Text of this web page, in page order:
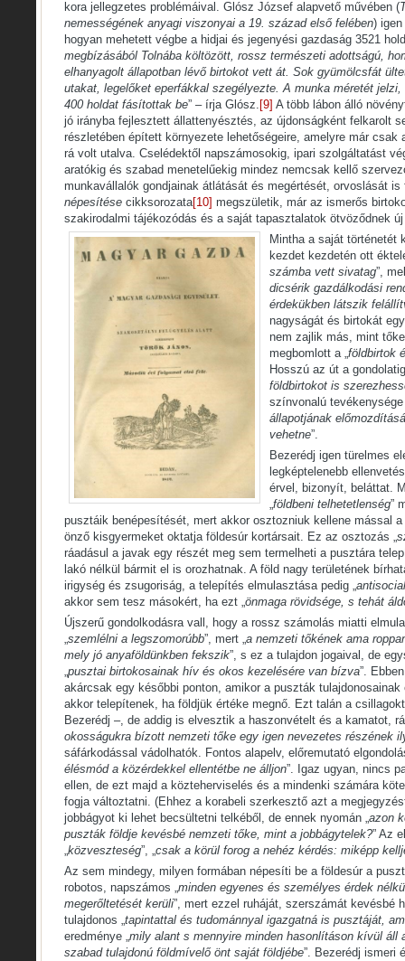
kora jellegzetes problémáival. Glósz József alapvető művében (
nemességének anyagi viszonyai a 19. század első felében)
hogyan mehetett végbe a hidjai és jegenyési gazdaság 3521
megbízásából Tolnába költözött, rossz természeti adottságú,
elhanyagolt állapotban lévő birtokot vett át. Sok gyümölcsfát
utakat, legelőket eperfákkal szegélyezte. A munka méretét
400 holdat fásítottak be” – írja Glósz. [9] A több lábon álló
jó irányba fejlesztett állattenyésztés, az újdonságként felkarolt
részletében épített környezete lehetőségeire, amelyre már csak
rá volt utalva. Cselédektől napszámosokig, ipari szolgáltatást
aratókig és szabad menetelűekig mindez nemcsak kellő
munkavállalók gondjainak átlátását és megértését, orvoslását
népesítése cikksorozata[10] megszületik, már az ismerős
szakirodalmi tájékozódás és a saját tapasztalatok ötvöződnek
Mintha a saját történetét
kezdet kezdetén ott
számba vett sivatag”,
dicsérik gazdálkodási
érdekükben látszik
nagyságát és birtokát
nem zajlik más, mint
megbomlott a „földbirtok
Hosszú az út a
földbirtokot is
színvonalú tevékenysége
állapotjának
vehetne”.
Bezerédj igen türelmes
legképtelenebb
érvel, bizonyít, beláttat.
„földbeni telhetetlenség”
pusztáik benépesítését, mert akkor osztozniuk kellene mással
önző kisgyermeket oktatja földesúr kortársait. Ez az osztozás „
ráadásul a javak egy részét meg sem termelheti a pusztára
lakó nélkül bármit el is orozhatnak. A föld nagy területének
irigység és zsugoriság, a telepítés elmulasztása pedig „
akkor sem tesz másokért, ha ezt „önmaga rövidsége, s tehát
Újszerű gondolkodásra vall, hogy a rossz számolás miatti
„szemlélni a legszomorúbb”, mert „a nemzeti tőkének ama
mely jó anyaföldünkben fekszik”, s ez a tulajdon jogaival, de
„pusztai birtokosainak hív és okos kezelésére van bízva”.
akárcsak egy későbbi ponton, amikor a puszták
akkor telepítenek, ha földjük értéke megnő. Ezt talán a
Bezerédj –, de addig is elvesztik a haszonvételt és a kamatot,
okosságukra bízott nemzeti tőke egy igen nevezetes részének
sáfárkodással vádolhatók. Fontos alapelv, előremutató
élésmód a közérdekkel ellentétbe ne álljon”. Igaz ugyan, nincs
ellen, de ezt majd a közteherviselés és a mindenki számára
fogja változtatni. (Ehhez a korabeli szerkesztő azt a
jobbágyot ki lehet becsültetni telkéből, de ennek nyomán „azon
puszták földje kevésbé nemzeti tőke, mint a jobbágytelek?” Az
„közveszteség”, „csak a körül forog a nehéz kérdés: miképp
Az sem mindegy, milyen formában népesíti be a földesúr a
robotos, napszámos „minden egyenes és személyes érdek
megerőltetését kerüli”, mert ezzel ruháját, szerszámát kevésbé
tulajdonos „tapintattal és tudománnyal igazgatná is pusztáját,
eredménye „mily alant s mennyire minden hasonlításon kívül áll
szabad tulajdonú földmívelő önt saját földjébe”. Bezerédj ismeri